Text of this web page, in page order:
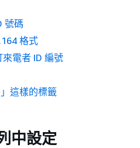
號碼
格式
電者 ID 編號
這樣的標籤
中設定